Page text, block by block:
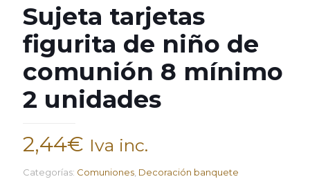
Sujeta tarjetas
figurita de niño de
comunión 8 mínimo
2 unidades
2,44€ Iva inc.
Categorías: Comuniones Decoración banquete